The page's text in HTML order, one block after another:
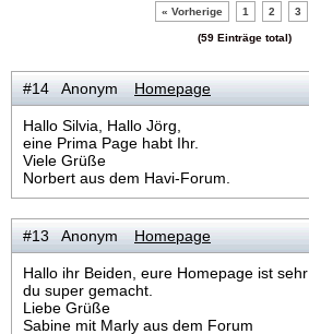
« Vorherige 1 2 3
(59 Einträge total)
#14 Anonym Homepage
Hallo Silvia, Hallo Jörg,
eine Prima Page habt Ihr.
Viele Grüße
Norbert aus dem Havi-Forum.
#13 Anonym Homepage
Hallo ihr Beiden, eure Homepage ist
du super gemacht.
Liebe Grüße
Sabine mit Marly aus dem Forum